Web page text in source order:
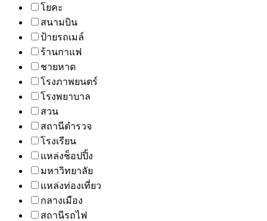
โยคะ
สนามบิน
ป้ายรถเมล์
ร้านกาแฟ
ชายหาด
โรงภาพยนตร์
โรงพยาบาล
สวน
สถานีตำรวจ
โรงเรียน
แหล่งช็อปปิ้ง
มหาวิทยาลัย
แหล่งท่องเที่ยว
กลางเมือง
สถานีรถไฟ